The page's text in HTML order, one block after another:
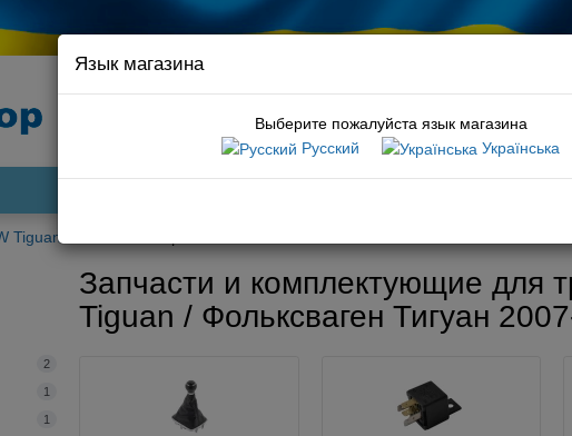
тормозные колодки caddy
Tiguan 2007-2016
2
1
1
Язык магазина
Выберите пожалуйста язык магазина
Русский
Українська
Запчасти и комплектующие для
Tiguan / Фольксваген Тигуан